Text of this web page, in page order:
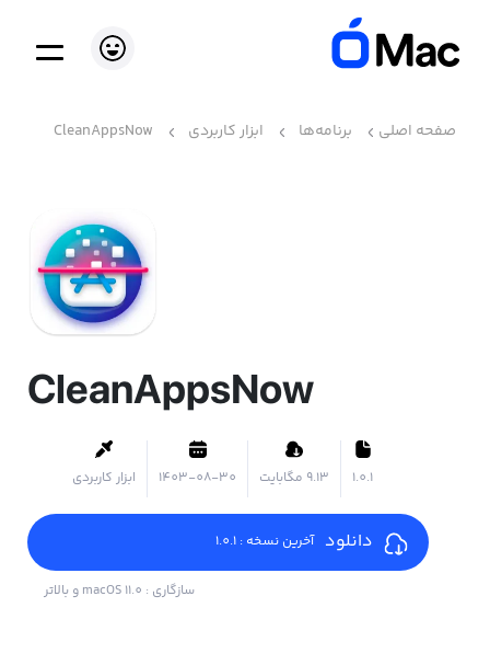
صفحه اصلی برنامه‌ها ابزار کاربردی CleanAppsNow
CleanAppsNow
1.0.1 ۹.۱۳ مگابایت 1403-08-30 ابزار کاربردی
دانلود آخرین نسخه : 1.0.1
سازگاری : macOS 11.0 و بالاتر